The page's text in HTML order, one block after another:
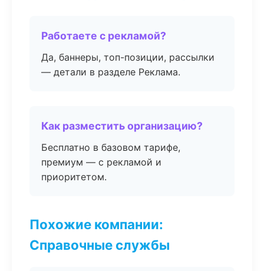
Работаете с рекламой?
Да, баннеры, топ-позиции, рассылки
— детали в разделе Реклама.
Как разместить организацию?
Бесплатно в базовом тарифе,
премиум — с рекламой и
приоритетом.
Похожие компании:
Справочные службы